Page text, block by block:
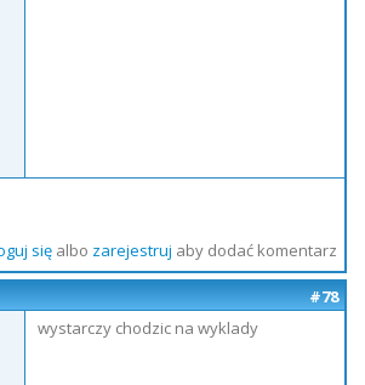
sięalbo zarejestruj aby dodać komentarz
#78
wystarczy chodzic na wyklady